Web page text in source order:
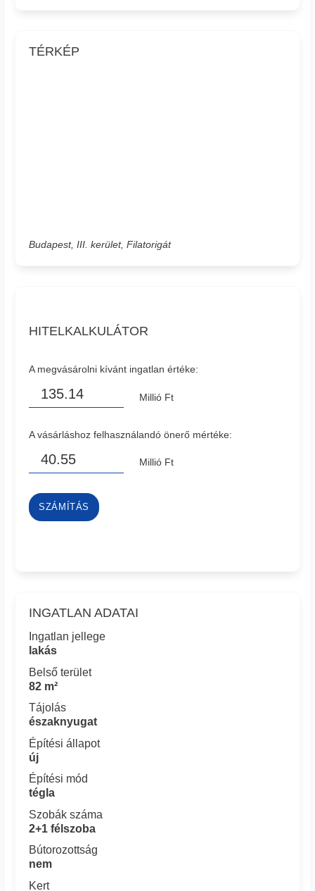
TÉRKÉP
Budapest, III. kerület, Filatorigát
HITELKALKULÁTOR
A megvásárolni kívánt ingatlan értéke:
Millió Ft
A vásárláshoz felhasználandó önerő mértéke:
Millió Ft
SZÁMÍTÁS
INGATLAN ADATAI
Ingatlan jellege
lakás
Belső terület
82 m²
Tájolás
északnyugat
Építési állapot
új
Építési mód
tégla
Szobák száma
2+1 félszoba
Bútorozottság
nem
Kert